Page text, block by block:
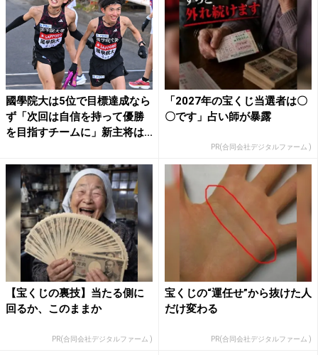
國學院大は5位で目標達成なら
ず「次回は自信を持って優勝
を目指すチームに」新主将は...
「2027年の宝くじ当選者は〇
〇です」占い師が暴露
PR(合同会社デジタルファーム )
【宝くじの裏技】当たる側に
回るか、このままか
PR(合同会社デジタルファーム )
宝くじの“運任せ”から抜けた人
だけ変わる
PR(合同会社デジタルファーム )